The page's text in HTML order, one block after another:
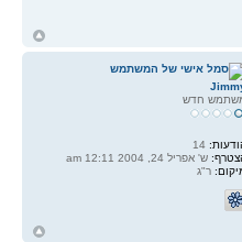
חדש
ש' אפריל 24, 2004 12:11 am
ר"ג